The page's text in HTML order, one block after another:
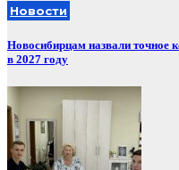
Новости
Новосибирцам назвали точное
в 2027 году